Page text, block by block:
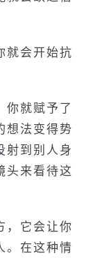
就会开始抗
你就赋予了
想法变得势
射到别人身
头来看待这
，它会让你
。在这种情